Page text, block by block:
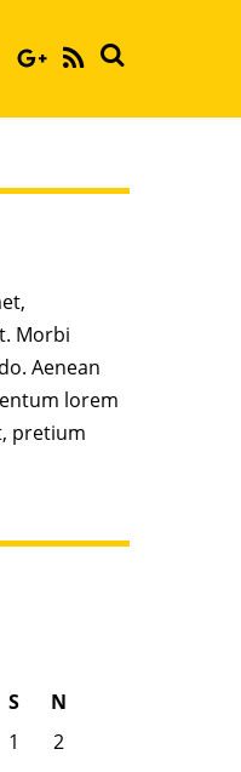
RSS
Morbi
Aenean
lorem
pretium
S
N
1
2